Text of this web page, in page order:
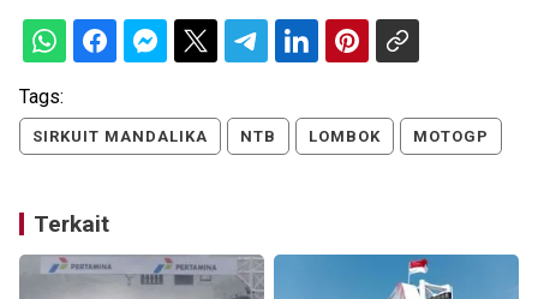
Tags:
SIRKUIT MANDALIKA NTB LOMBOK MOTOGP
Terkait